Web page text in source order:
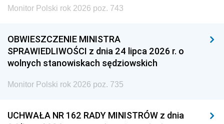
Monitor Polski rok 2026 poz. 743
OBWIESZCZENIE MINISTRA
SPRAWIEDLIWOŚCI z dnia 24 lipca 2026 r. o
wolnych stanowiskach sędziowskich
Monitor Polski rok 2026 poz. 735
UCHWAŁA NR 162 RADY MINISTRÓW z dnia